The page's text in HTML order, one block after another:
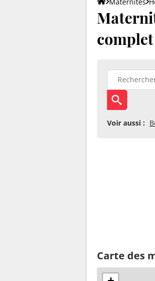
complet
Voir aussi :
Carte des